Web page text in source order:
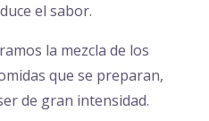
el sabor.
la mezcla de los
que se preparan,
de gran intensidad.